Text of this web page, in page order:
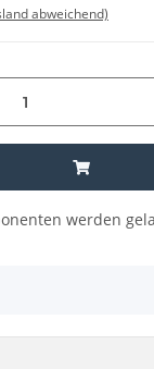
abweichend)
werden